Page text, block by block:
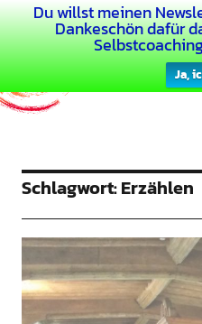
Du willst meinen
Dankeschön dafür
Ja,
Dein Buntes
Schlagwort:Erzählen